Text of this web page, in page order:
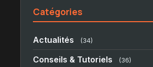
Catégories
Actualités (34)
Conseils & Tutoriels (36)